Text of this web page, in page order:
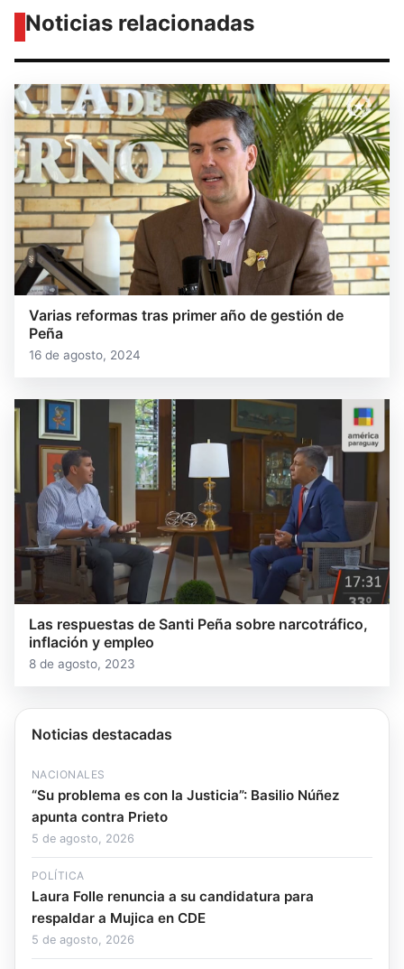
Noticias relacionadas
Varias reformas tras primer año de gestión de
Peña
16 de agosto, 2024
Las respuestas de Santi Peña sobre narcotráfico,
inflación y empleo
8 de agosto, 2023
Noticias destacadas
NACIONALES
“Su problema es con la Justicia”: Basilio Núñez
apunta contra Prieto
5 de agosto, 2026
POLÍTICA
Laura Folle renuncia a su candidatura para
respaldar a Mujica en CDE
5 de agosto, 2026